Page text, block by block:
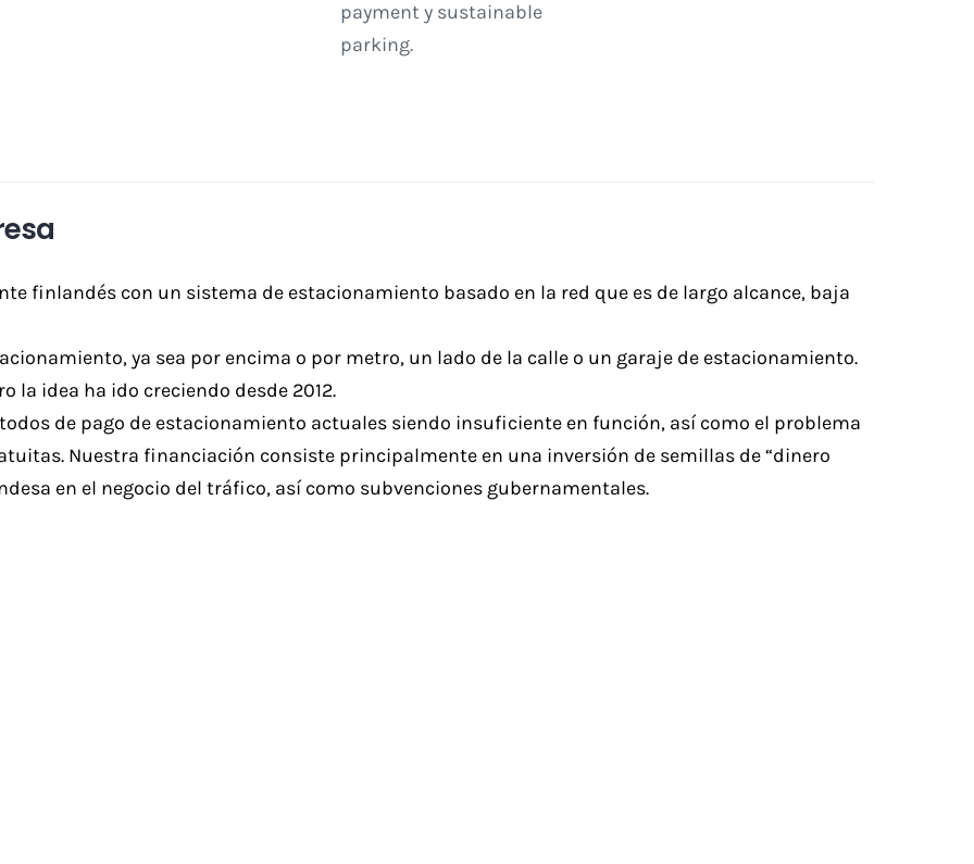
payment y sustainable
parking.
finlandés con un sistema de estacionamiento basado en la red que es de largo alcance, baja
ya sea por encima o por metro, un lado de la calle o un garaje de estacionamiento.
la idea ha ido creciendo desde 2012.
de pago de estacionamiento actuales siendo insuficiente en función, así como el problema
Nuestra financiación consiste principalmente en una inversión de semillas de “dinero
en el negocio del tráfico, así como subvenciones gubernamentales.